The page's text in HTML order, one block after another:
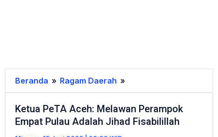
Beranda » Ragam Daerah »
PeTA
Aceh:
Melawan
Ketua PeTA Aceh: Melawan Perampok
Empat Pulau Adalah Jihad Fisabilillah